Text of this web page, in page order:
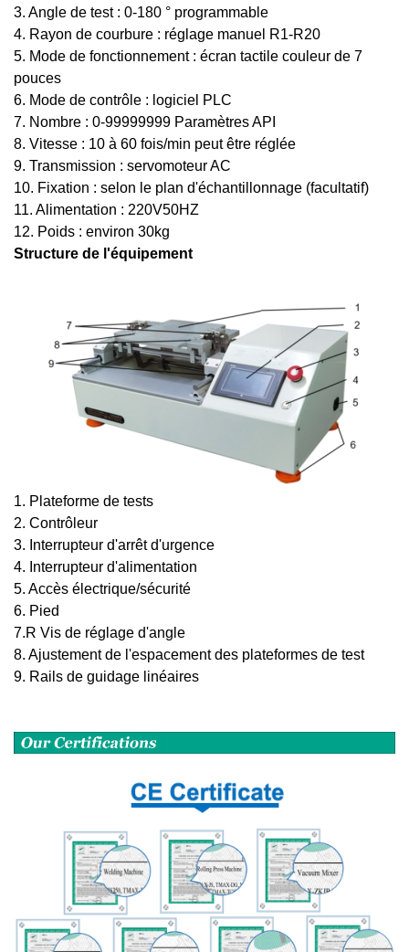
3. Angle de test : 0-180 ° programmable
4. Rayon de courbure : réglage manuel R1-R20
5. Mode de fonctionnement : écran tactile couleur de 7
pouces
6. Mode de contrôle : logiciel PLC
7. Nombre : 0-99999999 Paramètres API
8. Vitesse : 10 à 60 fois/min peut être réglée
9. Transmission : servomoteur AC
10. Fixation : selon le plan d'échantillonnage (facultatif)
11. Alimentation : 220V50HZ
12. Poids : environ 30kg
Structure de l'équipement
1. Plateforme de tests
2. Contrôleur
3. Interrupteur d'arrêt d'urgence
4. Interrupteur d'alimentation
5. Accès électrique/sécurité
6. Pied
7.R Vis de réglage d'angle
8. Ajustement de l'espacement des plateformes de test
9. Rails de guidage linéaires